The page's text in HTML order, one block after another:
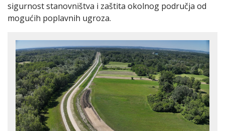
sigurnost stanovništva i zaštita okolnog područja od
mogućih poplavnih ugroza.